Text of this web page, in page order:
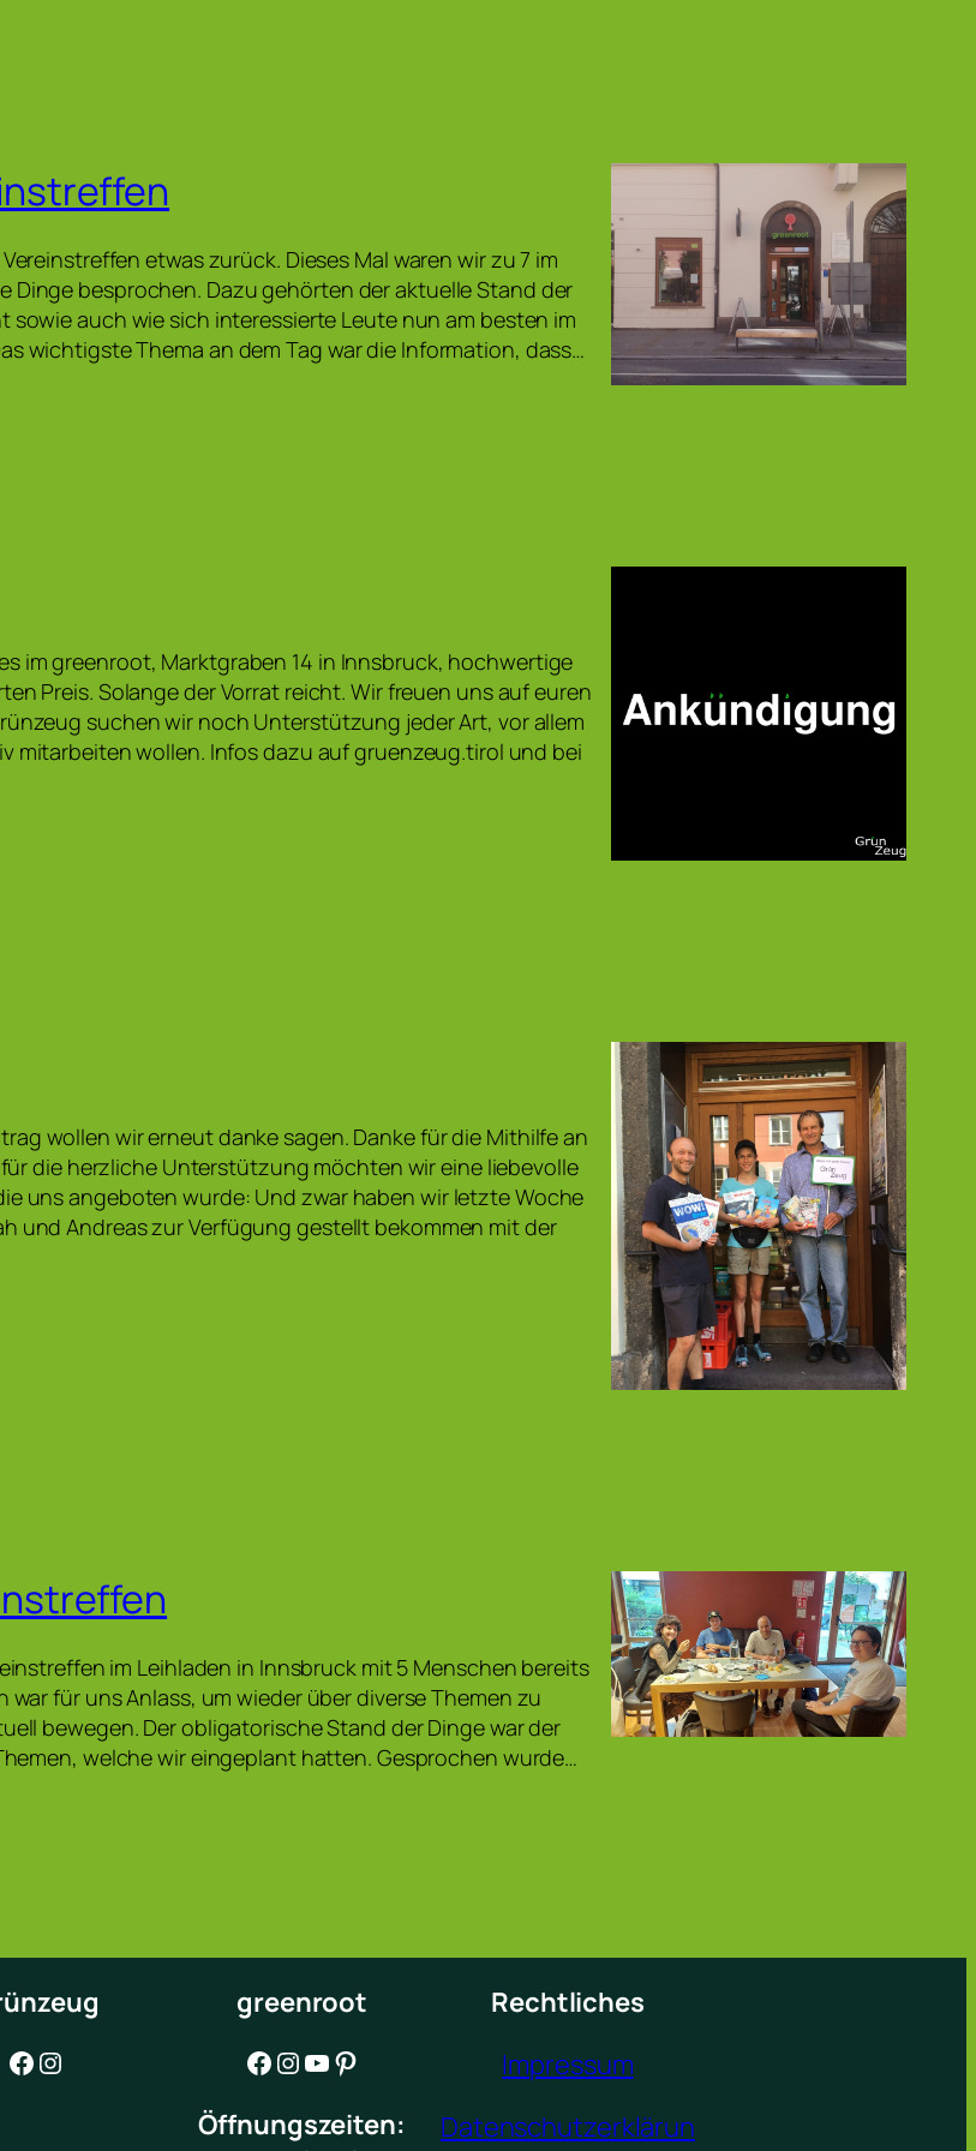
etwas zurück. Dieses Mal waren wir zu 7 im
Dinge besprochen. Dazu gehörten der aktuelle Stand der
sowie auch wie sich interessierte Leute nun am besten im
wichtigste Thema an dem Tag war die Information, dass…
im greenroot, Marktgraben 14 in Innsbruck, hochwertige
Preis. Solange der Vorrat reicht. Wir freuen uns auf euren
suchen wir noch Unterstützung jeder Art, vor allem
mitarbeiten wollen. Infos dazu auf gruenzeug.tirol und bei
wollen wir erneut danke sagen. Danke für die Mithilfe an
die herzliche Unterstützung möchten wir eine liebevolle
uns angeboten wurde: Und zwar haben wir letzte Woche
und Andreas zur Verfügung gestellt bekommen mit der
im Leihladen in Innsbruck mit 5 Menschen bereits
war für uns Anlass, um wieder über diverse Themen zu
bewegen. Der obligatorische Stand der Dinge war der
welche wir eingeplant hatten. Gesprochen wurde…
Facebook Instagram
greenroot
Facebook Instagram YouTube Pinterest
Öffnungszeiten:
Rechtliches
Impressum
Datenschutzerklärun